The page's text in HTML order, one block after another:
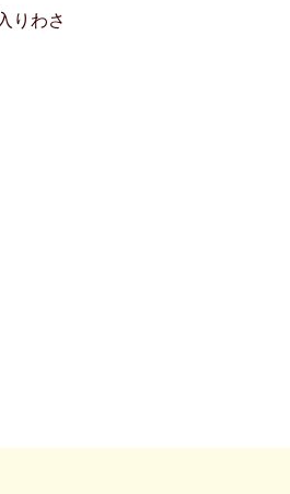
りわさ